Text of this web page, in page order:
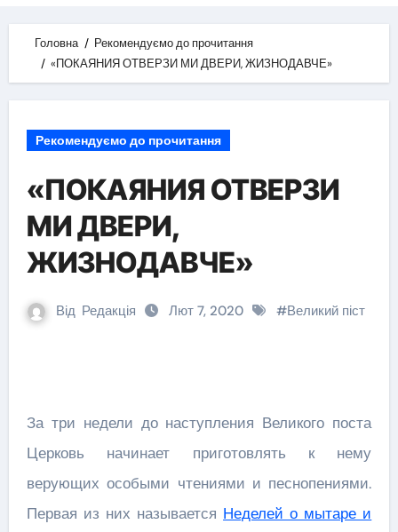
Головна
Рекомендуємо до прочитання
«ПОКАЯНИЯ ОТВЕРЗИ МИ ДВЕРИ, ЖИЗНОДАВЧЕ»
Рекомендуємо до прочитання
«ПОКАЯНИЯ ОТВЕРЗИ
МИ ДВЕРИ,
ЖИЗНОДАВЧЕ»
Від Редакція Лют 7, 2020 #Великий піст
За три недели до наступления Великого поста
Церковь начинает приготовлять к нему
верующих особыми чтениями и песнопениями.
Первая из них называется Неделей о мытаре и